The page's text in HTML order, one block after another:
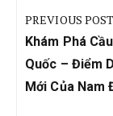
hướng
bài
viết
PREVIOUS POST
Previous
Post:
Khám Phá
Quốc – Điểm
Mới Của Nam